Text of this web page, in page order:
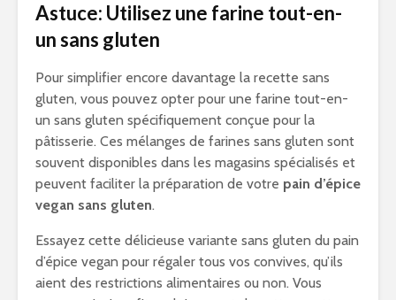
Astuce: Utilisez une farine tout-en-
un sans gluten
Pour simplifier encore davantage la recette sans
gluten, vous pouvez opter pour une farine tout-en-
un sans gluten spécifiquement conçue pour la
pâtisserie. Ces mélanges de farines sans gluten sont
souvent disponibles dans les magasins spécialisés et
peuvent faciliter la préparation de votre pain d’épice
vegan sans gluten.
Essayez cette délicieuse variante sans gluten du pain
d’épice vegan pour régaler tous vos convives, qu’ils
aient des restrictions alimentaires ou non. Vous